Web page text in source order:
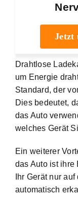
Jetzt
Drahtlose
um Energie
Standard, der
Dies bedeutet,
das Auto
welches Gerät
Ein weiterer
das Auto ist ihre
Ihr Gerät nur
automatisch